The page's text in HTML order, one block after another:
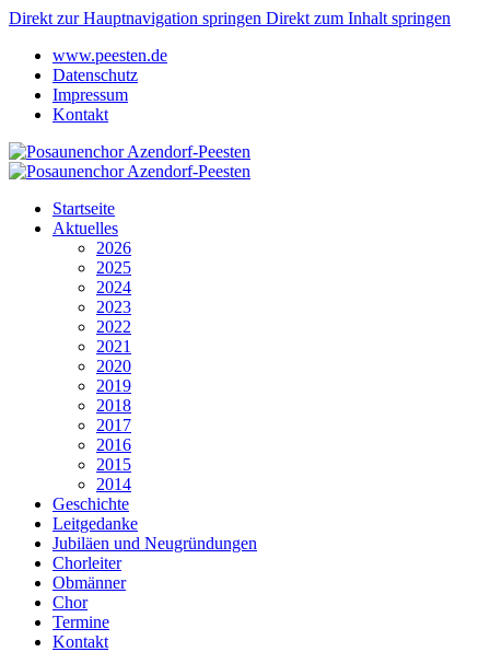
Direkt zur Hauptnavigation springen Direkt zum Inhalt springen
www.peesten.de
Datenschutz
Impressum
Kontakt
Startseite
Aktuelles
2026
2025
2024
2023
2022
2021
2020
2019
2018
2017
2016
2015
2014
Geschichte
Leitgedanke
Jubiläen und Neugründungen
Chorleiter
Obmänner
Chor
Termine
Kontakt